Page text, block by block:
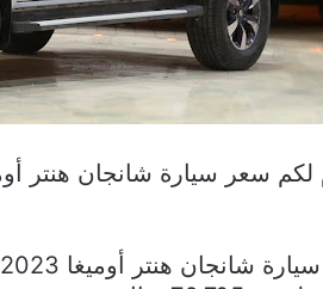
لكم سعر سيارة شانجان هنتر أوميغا
شانجان هنتر أوميغا 2023 دبل